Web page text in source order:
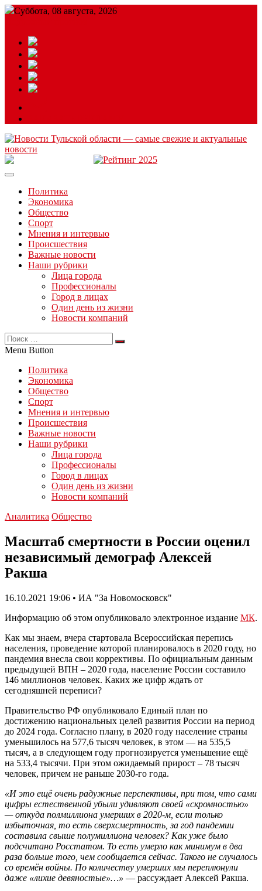
Суббота, 08 августа, 2026
Читайте последние новости дня в Тульской области на сайте
Политика
Экономика
Общество
Спорт
Мнения и интервью
Происшествия
Важные новости
Наши рубрики
Лица города
Профессионалы
Город в лицах
Один день из жизни
Новости компаний
Menu Button
Политика
Экономика
Общество
Спорт
Мнения и интервью
Происшествия
Важные новости
Наши рубрики
Лица города
Профессионалы
Город в лицах
Один день из жизни
Новости компаний
Аналитика Общество
Масштаб смертности в России оценил
независимый демограф Алексей
Ракша
16.10.2021 19:06 • ИА "За Новомосковск"
Информацию об этом опубликовало электронное издание МК.
Как мы знаем, вчера стартовала Всероссийская перепись
населения, проведение которой планировалось в 2020 году, но
пандемия внесла свои коррективы. По официальным данным
предыдущей ВПН – 2020 года, население России составило
146 миллионов человек. Каких же цифр ждать от
сегодняшней переписи?
Правительство РФ опубликовало Единый план по
достижению национальных целей развития России на период
до 2024 года. Согласно плану, в 2020 году население страны
уменьшилось на 577,6 тысяч человек, в этом — на 535,5
тысяч, а в следующем году прогнозируется уменьшение ещё
на 533,4 тысячи. При этом ожидаемый прирост – 78 тысяч
человек, причем не раньше 2030-го года.
«И это ещё очень радужные перспективы, при том, что сами
цифры естественной убыли удивляют своей «скромностью»
— откуда полмиллиона умерших в 2020-м, если только
избыточная, то есть сверхсмертность, за год пандемии
составила свыше полумиллиона человек? Как уже было
подсчитано Росстатом. То есть умерло как минимум в два
раза больше того, чем сообщается сейчас. Такого не случалось
со времён войны. По количеству умерших мы переплюнули
даже «лихие девяностые»…» — рассуждает Алексей Ракша.